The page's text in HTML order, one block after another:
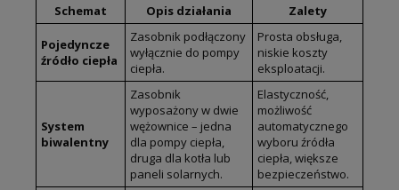
Schemat Opis działania Zalety
Pojedyncze
źródło ciepła
Zasobnik podłączony
wyłącznie do pompy
ciepła.
Prosta obsługa,
niskie koszty
eksploatacji.
System
biwalentny
Zasobnik
wyposażony w dwie
wężownice – jedna
dla pompy ciepła,
druga dla kotła lub
paneli solarnych.
Elastyczność,
możliwość
automatycznego
wyboru źródła
ciepła, większe
bezpieczeństwo.